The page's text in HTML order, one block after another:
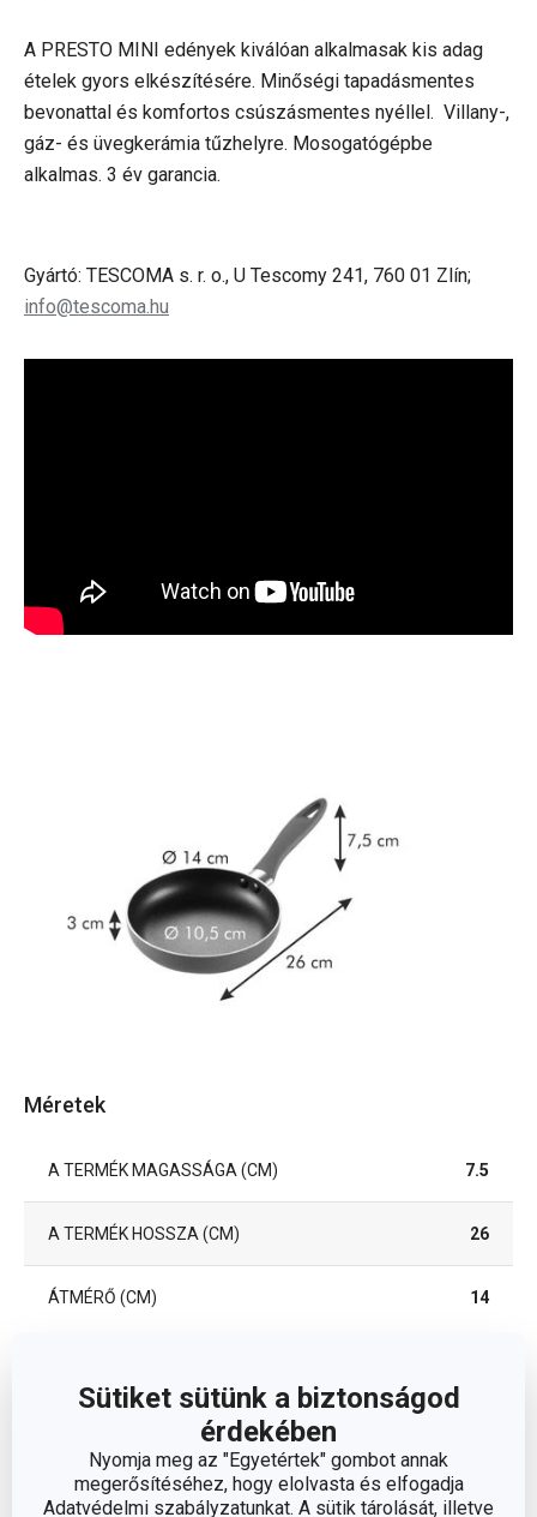
Sütiket sütünk a biztonságod
érdekében
Nyomja meg az "Egyetértek" gombot annak
megerősítéséhez, hogy elolvasta és elfogadja
Adatvédelmi szabályzatunkat. A sütik tárolását, illetve
A PRESTO MINI edények kiválóan alkalmasak kis adag
ételek gyors elkészítésére. Minőségi tapadásmentes
bevonattal és komfortos csúszásmentes nyéllel. Villany-,
gáz- és üvegkerámia tűzhelyre. Mosogatógépbe
alkalmas. 3 év garancia.
Gyártó: TESCOMA s. r. o., U Tescomy 241, 760 01 Zlín;
info@tescoma.hu
Méretek
A TERMÉK MAGASSÁGA (CM) 7.5
A TERMÉK HOSSZA (CM) 26
ÁTMÉRŐ (CM) 14
Egyéb paraméterek
ANYAG
műanyag, alumínium
ötvözet, tapadásmentes
felület